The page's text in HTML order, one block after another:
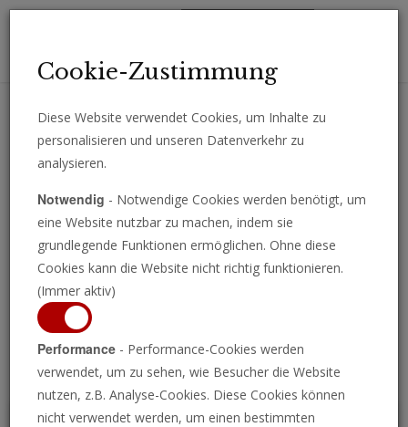
Erhalten Sie wichtige Analysen, Kommentare und Nachrichten
Programm ansehen
Cookie-Zustimmung
Diese Website verwendet Cookies, um Inhalte zu
personalisieren und unseren Datenverkehr zu
analysieren.
Notwendig - Notwendige Cookies werden benötigt, um
eine Website nutzbar zu machen, indem sie
grundlegende Funktionen ermöglichen. Ohne diese
Cookies kann die Website nicht richtig funktionieren.
(Immer aktiv)
Performance - Performance-Cookies werden
verwendet, um zu sehen, wie Besucher die Website
nutzen, z.B. Analyse-Cookies. Diese Cookies können
nicht verwendet werden, um einen bestimmten